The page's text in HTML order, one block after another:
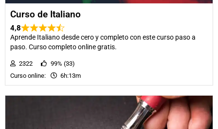
Curso de Italiano
4,8
Aprende Italiano desde cero y completo con este curso paso a
paso. Curso completo online gratis.
2322
99% (33)
Curso online:
6h:13m